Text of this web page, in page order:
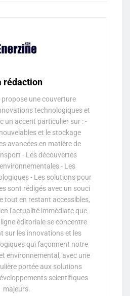
rédaction
propose une couverture
technologiques et
un accent particulier sur : -
et le stockage
avancées en matière de
- Les découvertes
- Les
- Les solutions pour
sont rédigés avec un souci
tout en restant accessibles,
l'actualité immédiate que
éditoriale se concentre
sur les innovations et les
qui façonnent notre
environnemental, avec une
portée aux solutions
scientifiques
majeurs.